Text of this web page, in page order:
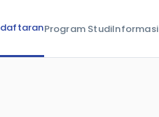
Program StudiInformasi